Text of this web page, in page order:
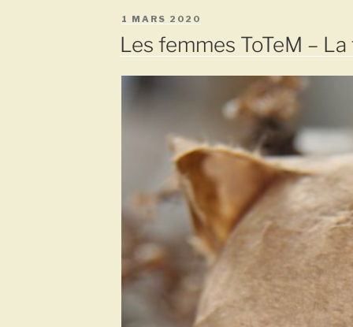
PUBLIÉ
LE
1 MARS 2020
Les femmes ToTeM –